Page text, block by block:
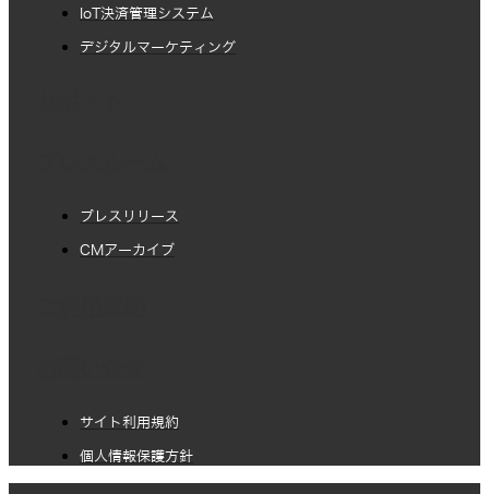
IoT決済管理システム
デジタルマーケティング
プレスリリース
CMアーカイブ
サイト利用規約
個人情報保護方針